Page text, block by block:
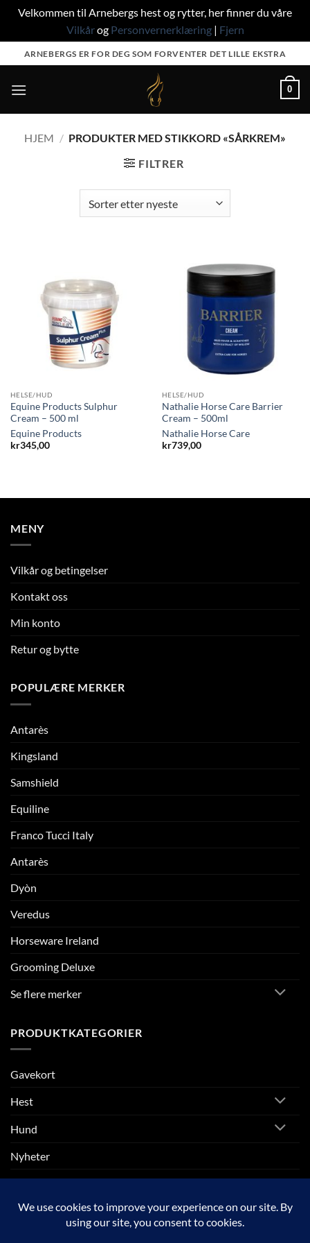
Velkommen til Arnebergs hest og rytter, her finner du våre
Vilkårog Personvernerklæring| Fjern
to
content
ARNEBERGS ER FOR DEG SOM FORVENTER DET LILLE EKSTRA
0
HJEM / PRODUKTER MED STIKKORD «SÅRKREM»
FILTRER
HELSE/HUD
Equine Products Sulphur
Cream – 500 ml
Equine Products
kr345,00
HELSE/HUD
Nathalie Horse Care Barrier
Cream – 500ml
Nathalie Horse Care
kr739,00
MENY
Vilkår og betingelser
Kontakt oss
Min konto
Retur og bytte
POPULÆRE MERKER
Antarès
Kingsland
Samshield
Equiline
Franco Tucci Italy
Antarès
Dyòn
Veredus
Horseware Ireland
Grooming Deluxe
Se flere merker
PRODUKTKATEGORIER
Gavekort
Hest
Hund
Nyheter
Rytter
SALG